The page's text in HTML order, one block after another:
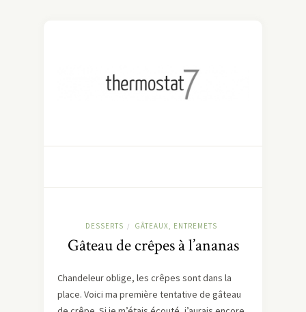
DESSERTS / GÂTEAUX, ENTREMETS
Gâteau de crêpes à l’ananas
Chandeleur oblige, les crêpes sont dans la
place. Voici ma première tentative de gâteau